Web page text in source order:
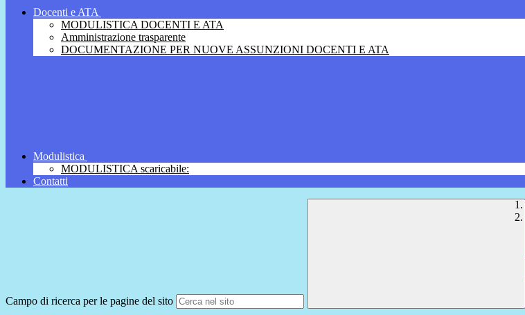
Docenti e ATA
MODULISTICA DOCENTI E ATA
Amministrazione trasparente
DOCUMENTAZIONE PER NUOVE ASSUNZIONI DOCENTI E ATA
Modulistica
MODULISTICA scaricabile:
Contatti
Campo di ricerca per le pagine del sito